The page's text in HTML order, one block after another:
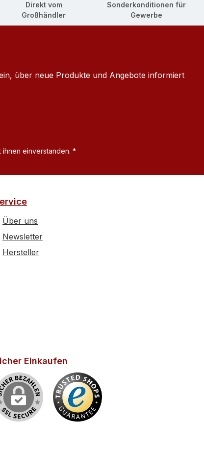
Direkt vom
Großhändler
Sonderkonditionen für
Gewerbe
über neue Produkte und Angebote informiert
einverstanden. *
Über uns
Newsletter
Hersteller
Einkaufen